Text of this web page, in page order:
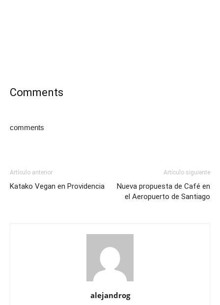
Comments
comments
Artículo anterior
Katako Vegan en Providencia
Artículo siguiente
Nueva propuesta de Café en
el Aeropuerto de Santiago
alejandrog